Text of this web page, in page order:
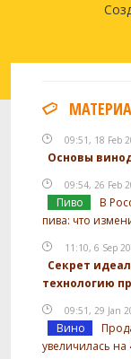
09:51, 18 Feb
Основы
09:54, 26 Feb
Пиво
В
пива: что
11:10, 6 Sep
Секрет
технологию
09:51, 29 Jan
Вино
увеличилась